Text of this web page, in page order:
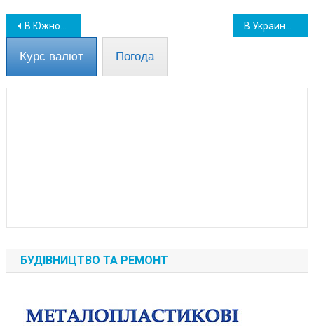
Навігація
записів
В Южном в одном из пунктов мастерицы сплели больше полусотни маскировочных сеток
Курс валют Погода
БУДІВНИЦТВО ТА РЕМОНТ